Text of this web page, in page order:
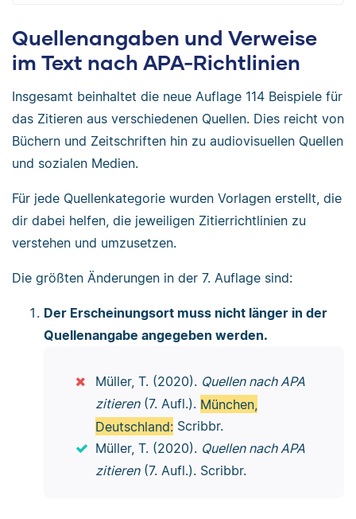
Quellenangaben und Verweise
im Text nach APA-Richtlinien
Insgesamt beinhaltet die neue Auflage 114 Beispiele für
das Zitieren aus verschiedenen Quellen. Dies reicht von
Büchern und Zeitschriften hin zu audiovisuellen Quellen
und sozialen Medien.
Für jede Quellenkategorie wurden Vorlagen erstellt, die
dir dabei helfen, die jeweiligen Zitierrichtlinien zu
verstehen und umzusetzen.
Die größten Änderungen in der 7. Auflage sind:
Der Erscheinungsort muss nicht länger in der
Quellenangabe angegeben werden.
Müller, T. (2020). Quellen nach APA
zitieren(7. Aufl.). München,
Deutschland:Scribbr.
Müller, T. (2020). Quellen nach APA
zitieren(7. Aufl.). Scribbr.